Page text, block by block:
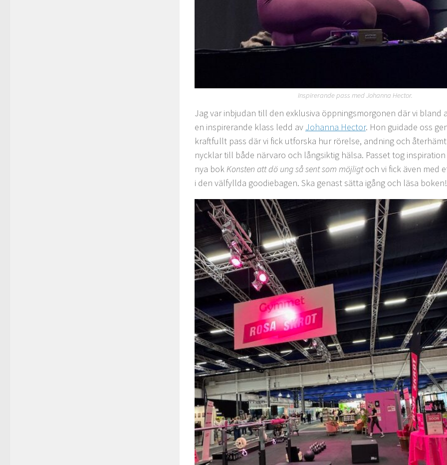
Inspirerande pass med Johanna Hector.
Jag var inbjudan till den exklusiva öppningsmorgonen där vi bland
en inspirerande klass ledd av Johanna Hector. Hon guidade oss
kraftfullt pass där vi fick utforska hur rörelse, andning och
nycklar till både närvaro och långsiktig hälsa. Passet tog
nya bokKonsten att dö ung så sent som möjligtoch vi fick även med
i den välfyllda goodiebagen. Ska genast sätta igång och läsa boken!